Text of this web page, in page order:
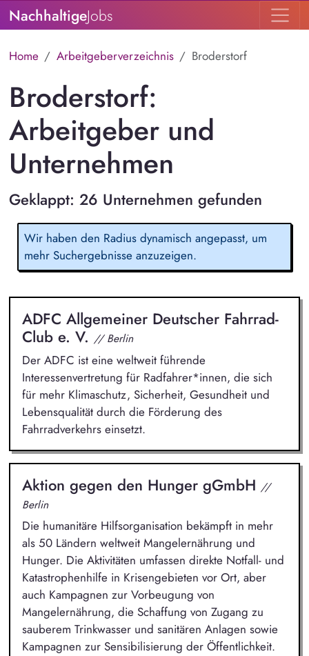
NachhaltigeJobs
Home Arbeitgeberverzeichnis Broderstorf
Broderstorf:
Arbeitgeber und
Unternehmen
Geklappt: 26 Unternehmen gefunden
Wir haben den Radius dynamisch angepasst, um
mehr Suchergebnisse anzuzeigen.
ADFC Allgemeiner Deutscher Fahrrad-
Club e. V. // Berlin
Der ADFC ist eine weltweit führende
Interessenvertretung für Radfahrer*innen, die sich
für mehr Klimaschutz, Sicherheit, Gesundheit und
Lebensqualität durch die Förderung des
Fahrradverkehrs einsetzt.
Aktion gegen den Hunger gGmbH //
Berlin
Die humanitäre Hilfsorganisation bekämpft in mehr
als 50 Ländern weltweit Mangelernährung und
Hunger. Die Aktivitäten umfassen direkte Notfall- und
Katastrophenhilfe in Krisengebieten vor Ort, aber
auch Kampagnen zur Vorbeugung von
Mangelernährung, die Schaffung von Zugang zu
sauberem Trinkwasser und sanitären Anlagen sowie
Kampagnen zur Sensibilisierung der Öffentlichkeit.